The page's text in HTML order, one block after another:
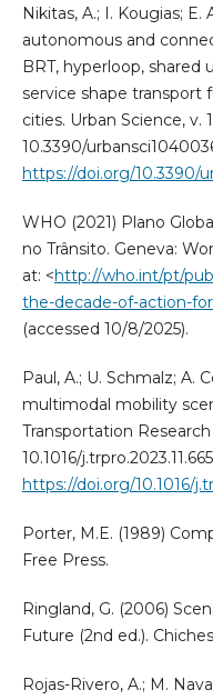
Nikitas, A.; I. Kougias;
autonomous and
BRT, hyperloop,
service shape
cities. Urban Science, v.
10.3390/
https://doi.org/10.3390/
WHO (2021) Plano
no Trânsito. Geneva:
at: <http://who.int/pt/
the-decade-of-action-
(accessed 10/8/2025).
Paul, A.; U. Schmalz; A.
multimodal mobility
Transportation
10.1016/
https://doi.org/10.1016/
Porter, M.E. (1989)
Free Press.
Ringland, G. (2006)
Future (2nd ed.).
Rojas-Rivero, A.; M.